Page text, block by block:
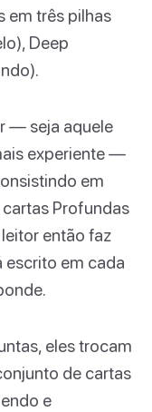
em três pilhas
Deep
— seja aquele
experiente —
em
Profundas
então faz
escrito em cada
eles trocam
de cartas
e